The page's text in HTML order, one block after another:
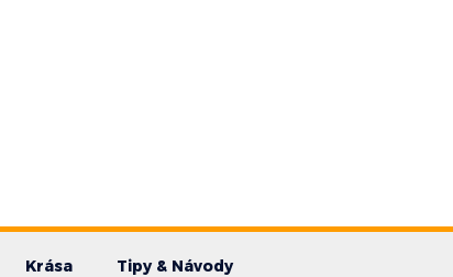
Krása Tipy & Návody